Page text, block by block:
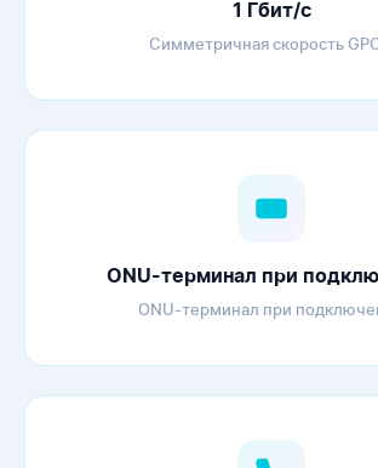
1 Гбит/с
Симметричная скорость
ONU-терминал при
ONU-терминал при